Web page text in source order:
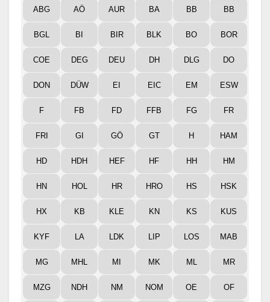
ABG AÖ AUR BA BB BB
BGL BI BIR BLK BO BOR
COE DEG DEU DH DLG DO
DON DÜW EI EIC EM ESW
F FB FD FFB FG FR
FRI GI GÖ GT H HAM
HD HDH HEF HF HH HM
HN HOL HR HRO HS HSK
HX KB KLE KN KS KUS
KYF LA LDK LIP LOS MAB
MG MHL MI MK ML MR
MZG NDH NM NOM OE OF